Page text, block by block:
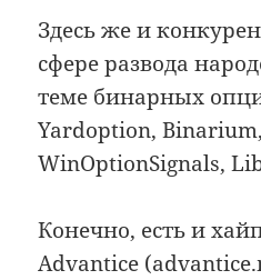
Здесь же и
сфере развода
теме бинарных
Yardoption,
WinOptionSignals,
Конечно, есть и
Advantice